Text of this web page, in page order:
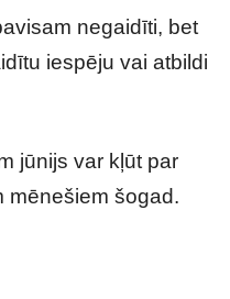
negaidīti, bet
iespēju vai atbildi
jūnijs var kļūt par
mēnešiem šogad.